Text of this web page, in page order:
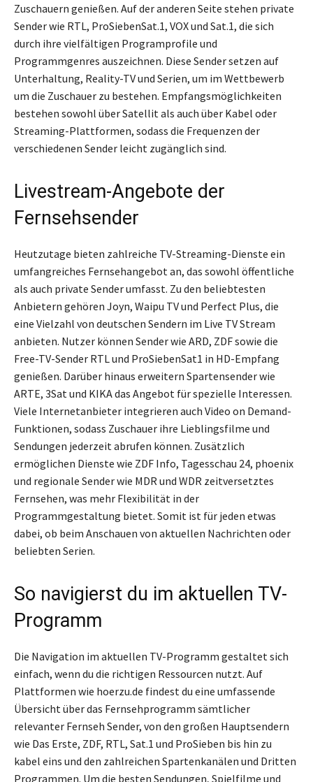
Zuschauern genießen. Auf der anderen Seite stehen private
Sender wie RTL, ProSiebenSat.1, VOX und Sat.1, die sich
durch ihre vielfältigen Programprofile und
Programmgenres auszeichnen. Diese Sender setzen auf
Unterhaltung, Reality-TV und Serien, um im Wettbewerb
um die Zuschauer zu bestehen. Empfangsmöglichkeiten
bestehen sowohl über Satellit als auch über Kabel oder
Streaming-Plattformen, sodass die Frequenzen der
verschiedenen Sender leicht zugänglich sind.
Livestream-Angebote der
Fernsehsender
Heutzutage bieten zahlreiche TV-Streaming-Dienste ein
umfangreiches Fernsehangebot an, das sowohl öffentliche
als auch private Sender umfasst. Zu den beliebtesten
Anbietern gehören Joyn, Waipu TV und Perfect Plus, die
eine Vielzahl von deutschen Sendern im Live TV Stream
anbieten. Nutzer können Sender wie ARD, ZDF sowie die
Free-TV-Sender RTL und ProSiebenSat1 in HD-Empfang
genießen. Darüber hinaus erweitern Spartensender wie
ARTE, 3Sat und KIKA das Angebot für spezielle Interessen.
Viele Internetanbieter integrieren auch Video on Demand-
Funktionen, sodass Zuschauer ihre Lieblingsfilme und
Sendungen jederzeit abrufen können. Zusätzlich
ermöglichen Dienste wie ZDF Info, Tagesschau 24, phoenix
und regionale Sender wie MDR und WDR zeitversetztes
Fernsehen, was mehr Flexibilität in der
Programmgestaltung bietet. Somit ist für jeden etwas
dabei, ob beim Anschauen von aktuellen Nachrichten oder
beliebten Serien.
So navigierst du im aktuellen TV-
Programm
Die Navigation im aktuellen TV-Programm gestaltet sich
einfach, wenn du die richtigen Ressourcen nutzt. Auf
Plattformen wie hoerzu.de findest du eine umfassende
Übersicht über das Fernsehprogramm sämtlicher
relevanter Fernseh Sender, von den großen Hauptsendern
wie Das Erste, ZDF, RTL, Sat.1 und ProSieben bis hin zu
kabel eins und den zahlreichen Spartenkanälen und Dritten
Programmen. Um die besten Sendungen, Spielfilme und